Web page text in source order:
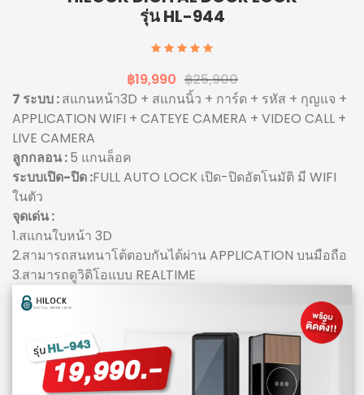
รุ่น HL-944
฿19,990 ฿25,900
7 ระบบ :สแกนหน้า3D + สแกนนิ้ว + การ์ด + รหัส + กุญแจ +
APPLICATION WIFI + CATEYE CAMERA + VIDEO CALL +
LIVE CAMERA
ลูกกลอน :5 แกนล็อค
ระบบเปิด-ปิด :FULL AUTO LOCK เปิด-ปิดอัตโนมัติ มี WIFI
ในตัว
จุดเด่น :
1.สแกนใบหน้า 3D
2.สามารถสนทนาโต้ตอบกันได้ผ่าน APPLICATION บนมือถือ
3.สามารถดูวิดิโอแบบ REALTIME